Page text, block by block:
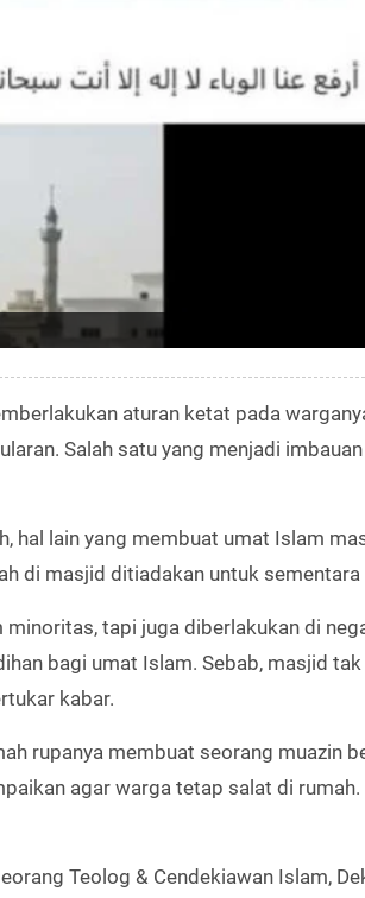
aturan ketat pada
Salah satu yang menjadi
hal lain yang membuat umat Islam
di masjid ditiadakan untuk sementara
tapi juga diberlakukan di
bagi umat Islam. Sebab, masjid tak
kabar.
rupanya membuat seorang muazin
agar warga tetap salat di rumah.
Teolog & Cendekiawan Islam,